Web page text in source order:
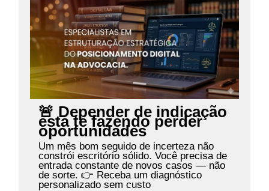
🚨 Depender de indicação
está te fazendo perder
oportunidades
Um mês bom seguido de incerteza não
constrói escritório sólido. Você precisa de
entrada constante de novos casos — não
de sorte. 👉 Receba um diagnóstico
personalizado sem custo